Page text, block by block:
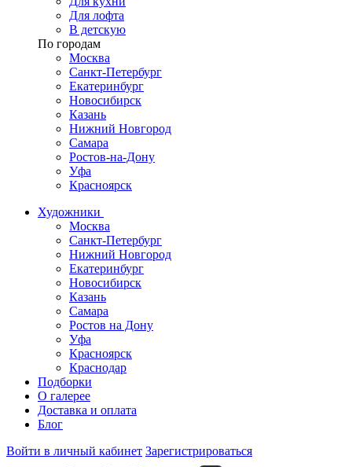
Для лофта
В детскую
По городам
Москва
Санкт-Петербург
Екатеринбург
Новосибирск
Казань
Нижний Новгород
Самара
Ростов-на-Дону
Уфа
Красноярск
Художники
Москва
Санкт-Петербург
Нижний Новгород
Екатеринбург
Новосибирск
Казань
Самара
Ростов на Дону
Уфа
Красноярск
Краснодар
Подборки
О галерее
Доставка и оплата
Блог
Войти в личный кабинет Зарегистрироваться